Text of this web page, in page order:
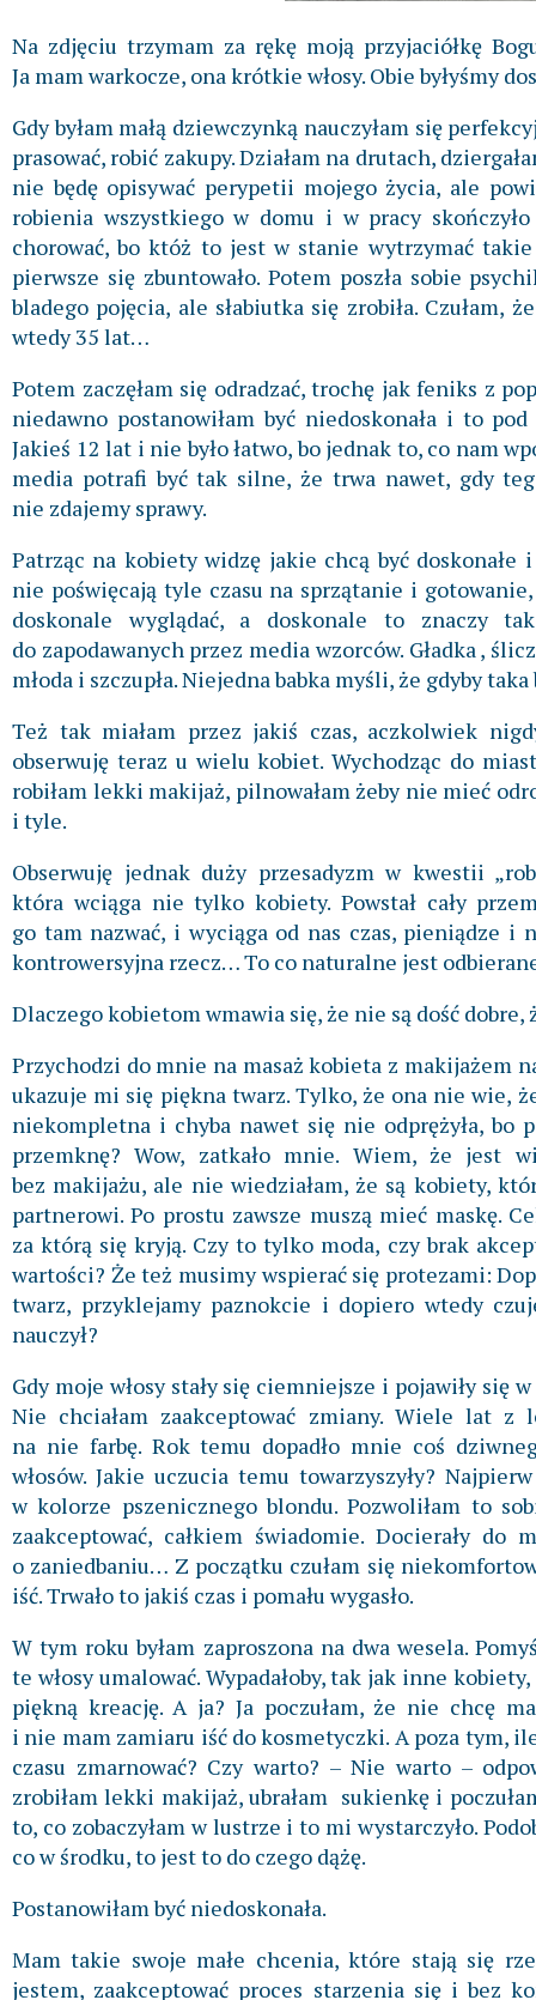
Na zdjęciu trzymam za rękę moją przyjaciółkę
Ja mam warkocze, ona krótkie włosy. Obie byłyśmy
Gdy byłam małą dziewczynką nauczyłam się
prasować, robić zakupy. Działam na drutach,
nie będę opisywać perypetii mojego życia, ale
robienia wszystkiego w domu i w pracy
chorować, bo któż to jest w stanie wytrzymać
pierwsze się zbuntowało. Potem poszła sobie
bladego pojęcia, ale słabiutka się zrobiła. Czułam,
wtedy 35 lat…
Potem zaczęłam się odradzać, trochę jak feniks z
niedawno postanowiłam być niedoskonała i to
Jakieś 12 lat i nie było łatwo, bo jednak to, co nam
media potrafi być tak silne, że trwa nawet, gdy
nie zdajemy sprawy.
Patrząc na kobiety widzę jakie chcą być
nie poświęcają tyle czasu na sprzątanie i
doskonale wyglądać, a doskonale to znaczy
do zapodawanych przez media wzorców. Gładka ,
młoda i szczupła. Niejedna babka myśli, że gdyby taka
Też tak miałam przez jakiś czas, aczkolwiek
obserwuję teraz u wielu kobiet. Wychodząc do
robiłam lekki makijaż, pilnowałam żeby nie mieć
i tyle.
Obserwuję jednak duży przesadyzm w kwestii
która wciąga nie tylko kobiety. Powstał cały
go tam nazwać, i wyciąga od nas czas, pieniądze i
kontrowersyjna rzecz… To co naturalne jest
Dlaczego kobietom wmawia się, że nie są dość dobre,
Przychodzi do mnie na masaż kobieta z makijażem
ukazuje mi się piękna twarz. Tylko, że ona nie wie,
niekompletna i chyba nawet się nie odprężyła,
przemknę? Wow, zatkało mnie. Wiem, że jest
bez makijażu, ale nie wiedziałam, że są kobiety,
partnerowi. Po prostu zawsze muszą mieć maskę.
za którą się kryją. Czy to tylko moda, czy brak
wartości? Że też musimy wspierać się protezami:
twarz, przyklejamy paznokcie i dopiero wtedy
nauczył?
Gdy moje włosy stały się ciemniejsze i pojawiły się
Nie chciałam zaakceptować zmiany. Wiele lat z
na nie farbę. Rok temu dopadło mnie coś
włosów. Jakie uczucia temu towarzyszyły?
w kolorze pszenicznego blondu. Pozwoliłam to
zaakceptować, całkiem świadomie. Docierały
o zaniedbaniu… Z początku czułam się
iść. Trwało to jakiś czas i pomału wygasło.
W tym roku byłam zaproszona na dwa wesela.
te włosy umalować. Wypadałoby, tak jak inne
piękną kreację. A ja? Ja poczułam, że nie chcę
i nie mam zamiaru iść do kosmetyczki. A poza tym,
czasu zmarnować? Czy warto? – Nie warto –
zrobiłam lekki makijaż, ubrałam sukienkę i
to, co zobaczyłam w lustrze i to mi wystarczyło.
co w środku, to jest to do czego dążę.
Postanowiłam być niedoskonała.
Mam takie swoje małe chcenia, które stają się
jestem, zaakceptować proces starzenia się i bez